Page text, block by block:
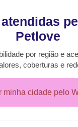
Petlove
por região e
coberturas e
minha cidade pelo